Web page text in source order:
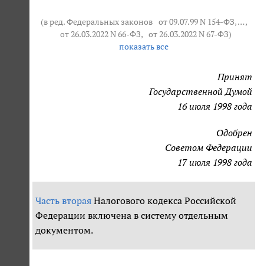
(в ред. Федеральных законов от 09.07.99 N 154-ФЗ, … ,
от 26.03.2022 N 66-ФЗ, от 26.03.2022 N 67-ФЗ)
показать все
Принят
Государственной Думой
16 июля 1998 года
Одобрен
Советом Федерации
17 июля 1998 года
Часть вторая Налогового кодекса Российской
Федерации включена в систему отдельным
документом.